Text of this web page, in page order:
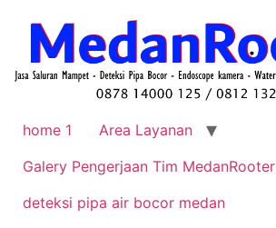
home 1
Area Layanan
Galery Pengerjaan Tim MedanRooter
deteksi pipa air bocor medan